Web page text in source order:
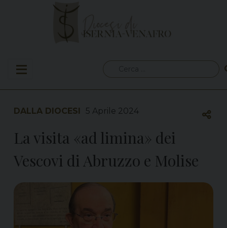
per:
DALLA DIOCESI 5 Aprile 2024
La visita «ad limina» dei
Vescovi di Abruzzo e Molise